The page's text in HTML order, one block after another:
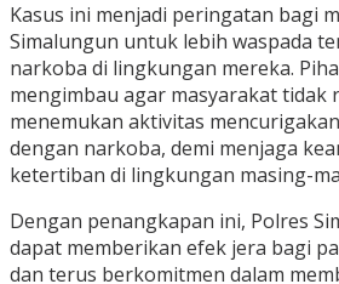
Kasus ini menjadi peringatan bagi
Simalungun untuk lebih waspada
narkoba di lingkungan mereka.
mengimbau agar masyarakat tidak
menemukan aktivitas
dengan narkoba, demi menjaga
ketertiban di lingkungan masing-
Dengan penangkapan ini, Polres
dapat memberikan efek jera bagi
dan terus berkomitmen dalam